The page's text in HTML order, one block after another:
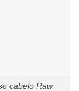
cabelo Raw